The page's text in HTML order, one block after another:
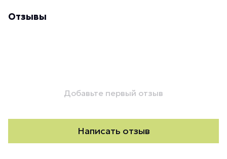
Отзывы
Добавьте первый отзыв
Написать отзыв